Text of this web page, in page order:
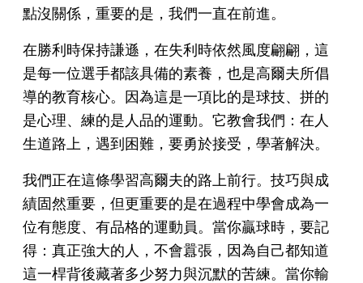
點沒關係，重要的是，我們一直在前進。
在勝利時保持謙遜，在失利時依然風度翩翩，這
是每一位選手都該具備的素養，也是高爾夫所倡
導的教育核心。因為這是一項比的是球技、拼的
是心理、練的是人品的運動。它教會我們：在人
生道路上，遇到困難，要勇於接受，學著解決。
我們正在這條學習高爾夫的路上前行。技巧與成
績固然重要，但更重要的是在過程中學會成為一
位有態度、有品格的運動員。當你贏球時，要記
得：真正強大的人，不會囂張，因為自己都知道
這一桿背後藏著多少努力與沉默的苦練。當你輸